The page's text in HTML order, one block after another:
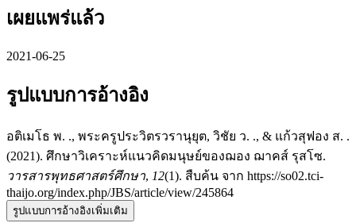
เผยแพร่แล้ว
2021-06-25
รูปแบบการอ้างอิง
อติเมโธ พ. ., พระครูประวิตรวรานุยุต, วิชัย ว. ., & แก้วสุฟอง ส. .
(2021). ศึกษาวิเคราะห์แนวคิดมนุษย์ของฌอง ฌาคส์ รุสโซ.
วารสารพุทธศาสตร์ศึกษา, 12(1). สืบค้น จาก https://so02.tci-
thaijo.org/index.php/JBS/article/view/245864
รูปแบบการอ้างอิงเพิ่มเติม